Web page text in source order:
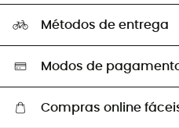
Trocas & Devoluções
Os nossos embaixadores
Seleção eco-responsável
Métodos de entrega
Modos de
Compras online